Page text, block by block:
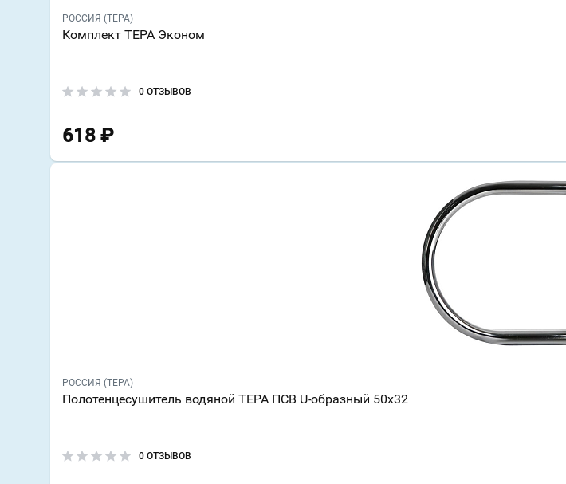
РОССИЯ (ТЕРА)
Комплект ТЕРА Эконом
0 ОТЗЫВОВ
618 ₽
РОССИЯ (ТЕРА)
Полотенцесушитель водяной ТЕРА ПСВ U-образный 50х32
0 ОТЗЫВОВ